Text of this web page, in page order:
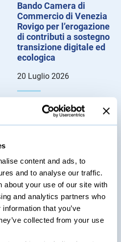
content and ads, to
and to analyse our traffic.
about your use of our site with
and analytics partners who
that you’ve
collected from your use
Bando Camera di
Commercio di Venezia
Rovigo per l’erogazione
di contributi a sostegno
transizione digitale ed
ecologica
20 Luglio 2026
Le agevolazioni consistono
in voucher rivolti alle
microimprese, le piccole
locali nella circoscrizione
territoriale della Camera di
Commercio di Venezia e
Rovigo. Dettagli del bando...